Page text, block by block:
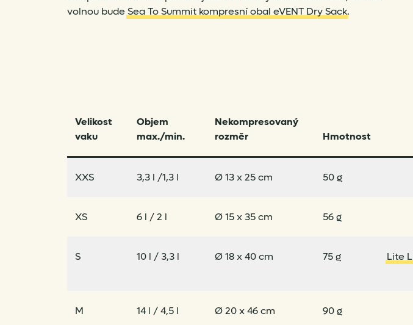
volnou budeSea To Summit kompresní obal eVENT Dry Sack.
Velikost
vaku
Objem
max./min.
Nekompresovaný
rozměr
Hmotnost
XXS 3,3 l /1,3 l Ø 13 x 25 cm 50 g
XS 6 l / 2 l Ø 15 x 35 cm 56 g
S 10 l / 3,3 l Ø 18 x 40 cm 75 g Lite
M 14 l / 4,5 l Ø 20 x 46 cm 90 g